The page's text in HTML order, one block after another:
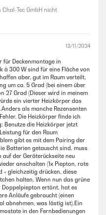
Tec GmbH nicht
13/11/2024
für Deckenmontage in
à 300 W sind für eine Fläche von
aber, gut im Raum verteilt,
um ca. 5 Grad (bei einem über
27 Grad (Dieser wird in meinem
ein vierter Heizkörper das
als manche Rezensenten
Die Heizkörper finde ich
Benutze die Heizkörper jetzt
für den Raum
gibt es mit dem Pairing der
Batterien getauscht sind, muss
der Geräterückseite neu
anschalten (1x Piepton, rote
+ gleichzeitig drücken, diese
halten. Wenn nun das grüne
Doppelpiepton ertönt, hat es
Anläufe gebraucht (einen
abnehmen, was lästig ist).Ein
in den Fernbedienungen